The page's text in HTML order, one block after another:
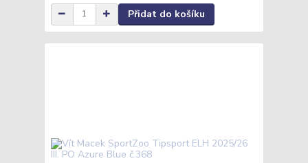
Přidat do košíku